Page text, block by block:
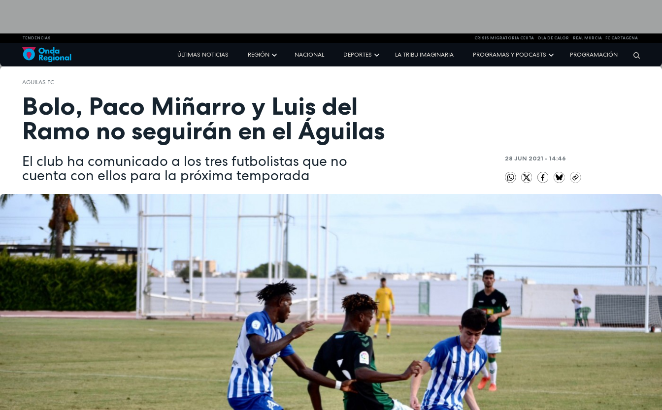
TENDENCIAS CRISIS MIGRATORIA CEUTA OLA DE CALOR REAL MURCIA FC CARTAGENA
ÚLTIMAS NOTICIAS REGIÓN NACIONAL DEPORTES LA TRIBU IMAGINARIA PROGRAMAS Y PODCASTS PROGRAMACIÓN
AGUILAS FC
Bolo, Paco Miñarro y Luis del
Ramo no seguirán en el Águilas
El club ha comunicado a los tres futbolistas que no
cuenta con ellos para la próxima temporada
28 JUN 2021 - 14:46